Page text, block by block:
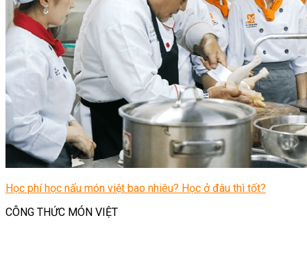
Học phí học nấu món việt bao nhiêu? Học ở đâu thì tốt?
CÔNG THỨC MÓN VIỆT